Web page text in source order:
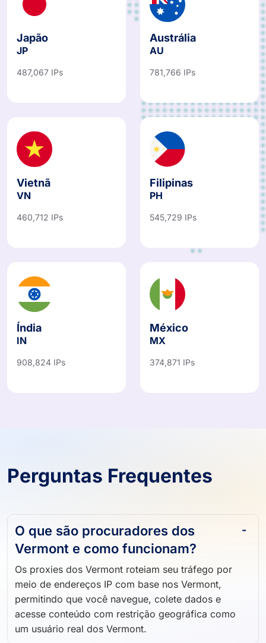
Japão
JP
Austrália
AU
VN PH
IN MX
O que são procuradores dos
Vermont e como funcionam?
Os proxies dos Vermont roteiam seu tráfego por
meio de endereços IP com base nos Vermont,
permitindo que você navegue, colete dados e
acesse conteúdo com restrição geográfica como